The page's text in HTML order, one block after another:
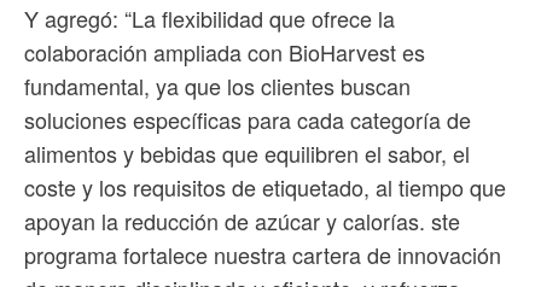
Y agregó: “La flexibilidad que ofrece la
colaboración ampliada con BioHarvest es
fundamental, ya que los clientes buscan
soluciones específicas para cada categoría de
alimentos y bebidas que equilibren el sabor, el
coste y los requisitos de etiquetado, al tiempo que
apoyan la reducción de azúcar y calorías. ste
programa fortalece nuestra cartera de innovación